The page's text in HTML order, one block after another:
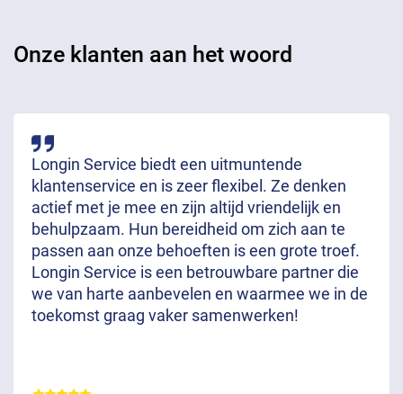
Onze klanten aan het woord
Longin Service biedt een uitmuntende
klantenservice en is zeer flexibel. Ze denken
actief met je mee en zijn altijd vriendelijk en
behulpzaam. Hun bereidheid om zich aan te
passen aan onze behoeften is een grote troef.
Longin Service is een betrouwbare partner die
we van harte aanbevelen en waarmee we in de
toekomst graag vaker samenwerken!